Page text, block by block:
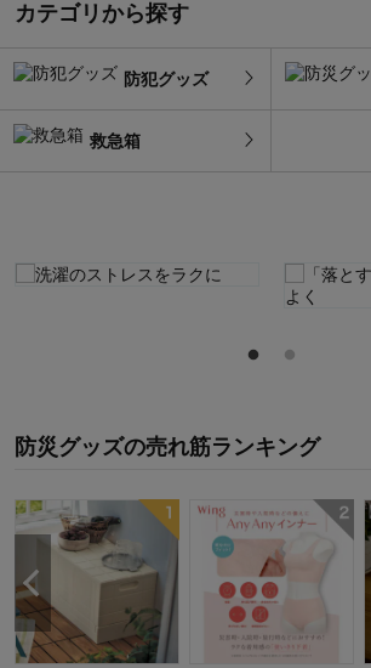
カテゴリから探す
防犯グッズ
救急箱
防災グッズの売れ筋ランキング